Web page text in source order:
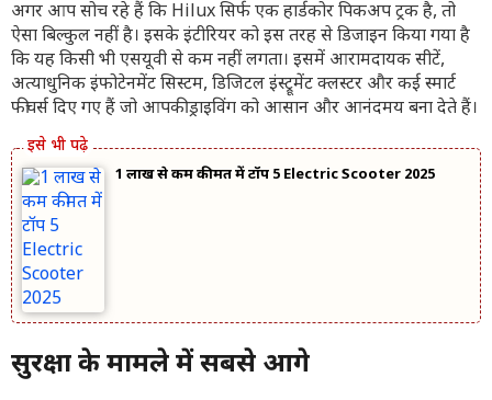
अगर आप सोच रहे हैं कि Hilux सिर्फ एक हार्डकोर पिकअप ट्रक है, तो
ऐसा बिल्कुल नहीं है। इसके इंटीरियर को इस तरह से डिजाइन किया गया है
कि यह किसी भी एसयूवी से कम नहीं लगता। इसमें आरामदायक सीटें,
अत्याधुनिक इंफोटेनमेंट सिस्टम, डिजिटल इंस्ट्रूमेंट क्लस्टर और कई स्मार्ट
फीचर्स दिए गए हैं जो आपकी ड्राइविंग को आसान और आनंदमय बना देते हैं।
1 लाख से कम कीमत में टॉप 5 Electric Scooter 2025
सुरक्षा के मामले में सबसे आगे